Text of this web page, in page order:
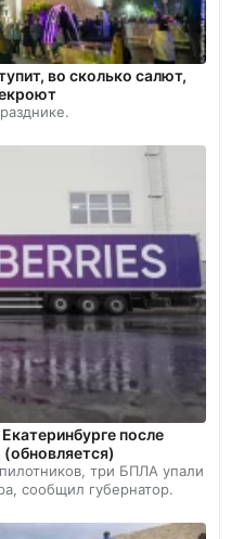
во сколько салют,
после
три БПЛА упали
сообщил губернатор.